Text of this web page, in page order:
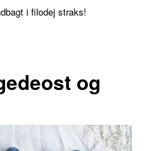
i filodej straks!
og